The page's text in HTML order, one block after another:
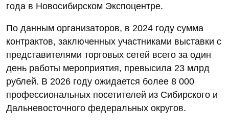
года в Новосибирском Экспоцентре.
По данным организаторов, в 2024 году сумма
контрактов, заключенных участниками выставки с
представителями торговых сетей всего за один
день работы мероприятия, превысила 23 млрд
рублей. В 2026 году ожидается более 8 000
профессиональных посетителей из Сибирского и
Дальневосточного федеральных округов.